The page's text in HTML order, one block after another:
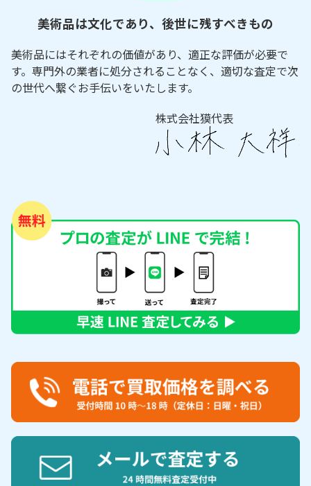
美術品は文化であり、後世に残すべきもの
美術品にはそれぞれの価値があり、適正な評価が必要で
す。専門外の業者に処分されることなく、適切な査定で次
の世代へ繋ぐお手伝いをいたします。
株式会社獏代表